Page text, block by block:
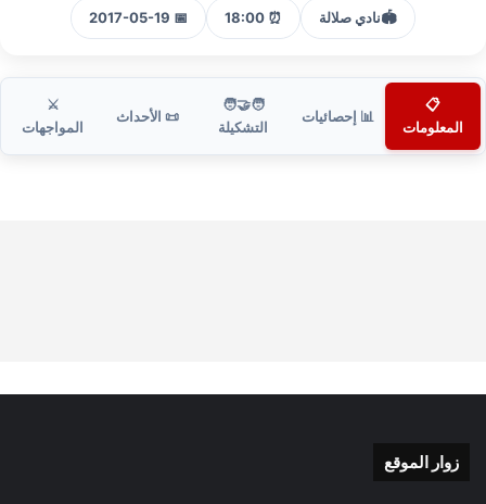
🏟️نادي صلالة ⏰ 18:00
📅 2017-05-19
📋
المعلومات
📊 إحصائيات
🧑‍🤝‍🧑
التشكيلة
📜 الأحداث
⚔️
المواجهات
زوار الموقع